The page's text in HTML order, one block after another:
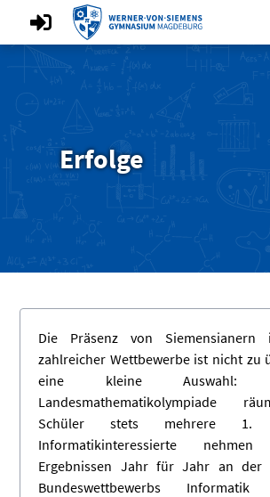
Erfolge
Die Präsenz von Siemensianern
zahlreicher Wettbewerbe ist nicht zu
eine kleine
Landesmathematikolympiade
Schüler stets mehrere 1.
Informatikinteressierte
Ergebnissen Jahr für Jahr an der
Bundeswettbewerbs